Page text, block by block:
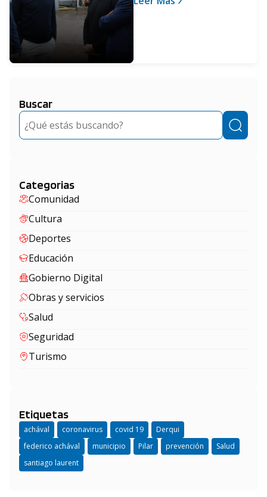
Buscar
Buscar
Categorias
Comunidad
Cultura
Deportes
Educación
Gobierno Digital
Obras y servicios
Salud
Seguridad
Turismo
Etiquetas
achával coronavirus covid 19
Derqui
federico achával
municipio Pilar prevención
Salud
santiago laurent